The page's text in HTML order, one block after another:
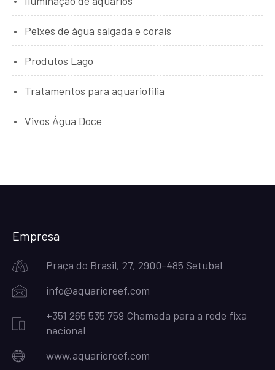
Peixes de água salgada e corais
Produtos Lago
Tratamentos para aquariofilia
Vivos Água Doce
Empresa
Praça do Brasil, 27, 2900-485 Setubal
info@aquarioreef.com
+351 265 535 759 Chamada para a rede fixa
nacional
www.aquarioreef.com